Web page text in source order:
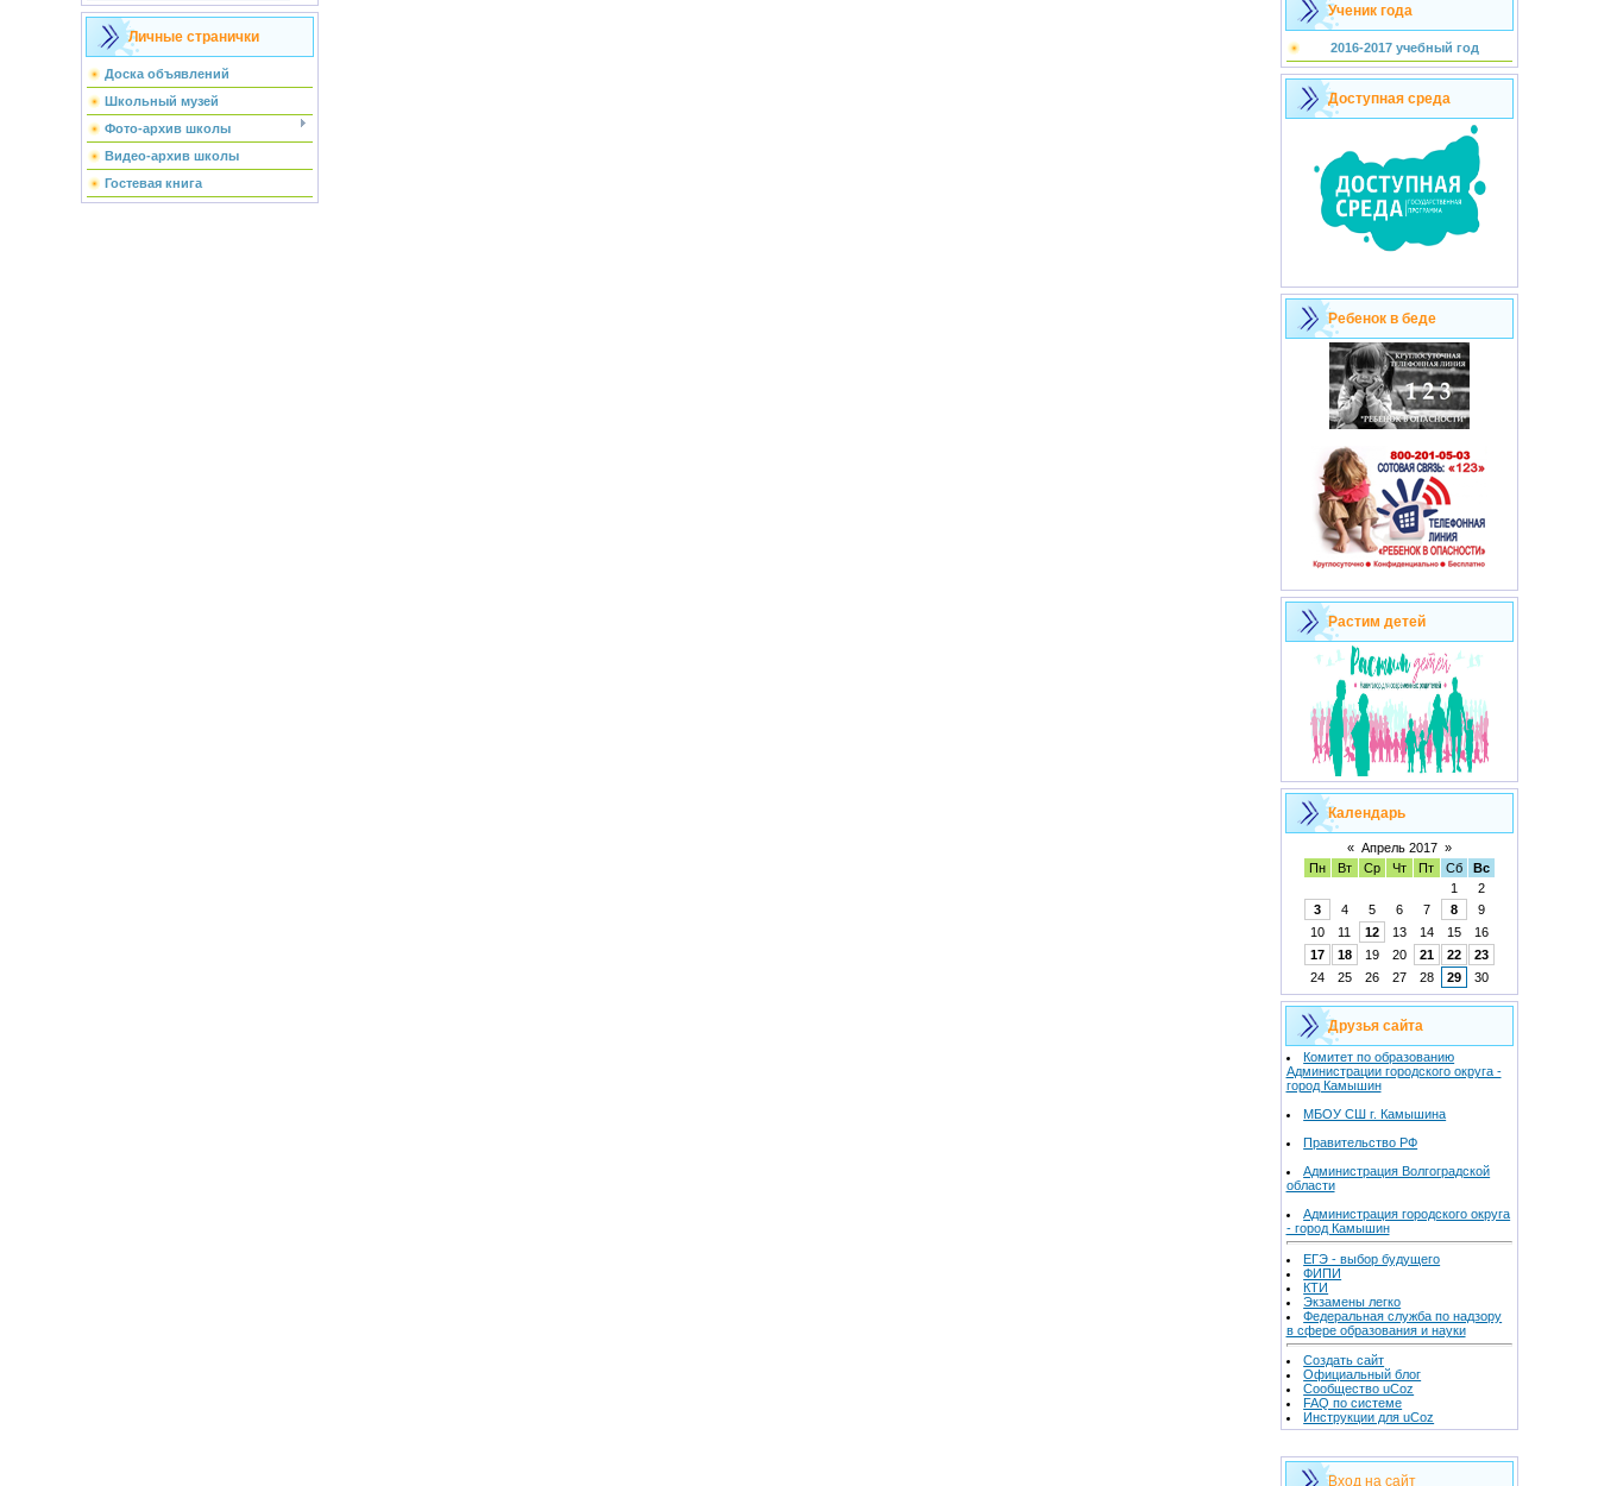
Личные странички
Доска объявлений
Школьный музей
Фото-архив школы
Видео-архив школы
Гостевая книга
Ученик года
2016-2017 учебный год
Доступная среда
Ребенок в беде
Растим детей
Календарь
« Апрель 2017 »
Пн
Вт Ср Чт Пт Сб
Вс
1
2
3
4 5 6 7 8
9
10
11 12 13 14 15
16
17
18 19 20 21 22
23
24
25 26 27 28 29 30
Друзья сайта
Комитет по образованию
Администрации городского округа -
город Камышин
МБОУ СШ г. Камышина
Правительство РФ
Администрация Волгоградской
области
Администрация городского округа
- город Камышин
ЕГЭ - выбор будущего
ФИПИ
КТИ
Экзамены легко
Федеральная служба по надзору
в сфере образования и науки
Создать сайт
Официальный блог
Сообщество uCoz
FAQ по системе
Инструкции для uCoz
Вход на сайт